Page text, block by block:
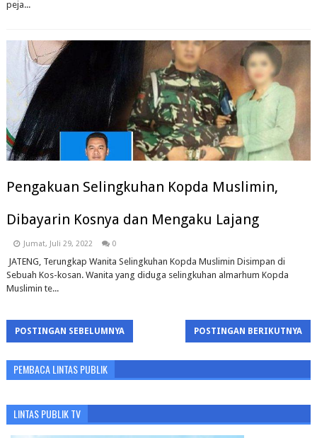
peja...
Pengakuan Selingkuhan Kopda Muslimin,
Dibayarin Kosnya dan Mengaku Lajang
Jumat, Juli 29, 2022 0
JATENG, Terungkap Wanita Selingkuhan Kopda Muslimin Disimpan di
Sebuah Kos-kosan. Wanita yang diduga selingkuhan almarhum Kopda
Muslimin te...
POSTINGAN SEBELUMNYA POSTINGAN BERIKUTNYA
PEMBACA LINTAS PUBLIK
LINTAS PUBLIK TV